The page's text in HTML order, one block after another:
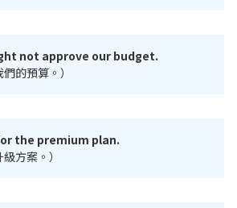
not approve our budget.
的預算。）
the premium plan.
方案。）